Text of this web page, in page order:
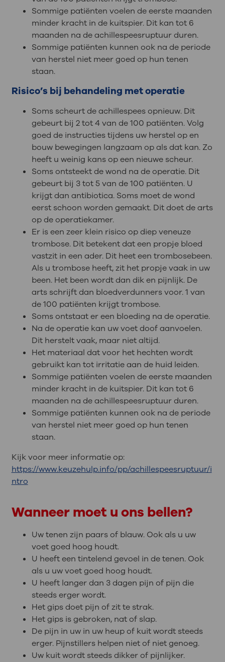
Sommige patiënten voelen de eerste maanden
minder kracht in de kuitspier. Dit kan tot 6
maanden na de achillespeesruptuur duren.
Sommige patiënten kunnen ook na de periode
van herstel niet meer goed op hun tenen
staan.
Risico’s bij behandeling met operatie
Soms scheurt de achillespees opnieuw. Dit
gebeurt bij 2 tot 4 van de 100 patiënten. Volg
goed de instructies tijdens uw herstel op en
bouw bewegingen langzaam op als dat kan. Zo
heeft u weinig kans op een nieuwe scheur.
Soms ontsteekt de wond na de operatie. Dit
gebeurt bij 3 tot 5 van de 100 patiënten. U
krijgt dan antibiotica. Soms moet de wond
eerst schoon worden gemaakt. Dit doet de arts
op de operatiekamer.
Er is een zeer klein risico op diep veneuze
trombose. Dit betekent dat een propje bloed
vastzit in een ader. Dit heet een trombosebeen.
Als u trombose heeft, zit het propje vaak in uw
been. Het been wordt dan dik en pijnlijk. De
arts schrijft dan bloedverdunners voor. 1 van
de 100 patiënten krijgt trombose.
Soms ontstaat er een bloeding na de operatie.
Na de operatie kan uw voet doof aanvoelen.
Dit herstelt vaak, maar niet altijd.
Het materiaal dat voor het hechten wordt
gebruikt kan tot irritatie aan de huid leiden.
Sommige patiënten voelen de eerste maanden
minder kracht in de kuitspier. Dit kan tot 6
maanden na de achillespeesruptuur duren.
Sommige patiënten kunnen ook na de periode
van herstel niet meer goed op hun tenen
staan.
Kijk voor meer informatie op:
https://www.keuzehulp.info/pp/achillespeesruptuur/i
ntro
Wanneer moet u ons bellen?
Uw tenen zijn paars of blauw. Ook als u uw
voet goed hoog houdt.
U heeft een tintelend gevoel in de tenen. Ook
als u uw voet goed hoog houdt.
U heeft langer dan 3 dagen pijn of pijn die
steeds erger wordt.
Het gips doet pijn of zit te strak.
Het gips is gebroken, nat of slap.
De pijn in uw in uw heup of kuit wordt steeds
erger. Pijnstillers helpen niet of niet genoeg.
Uw kuit wordt steeds dikker of pijnlijker.